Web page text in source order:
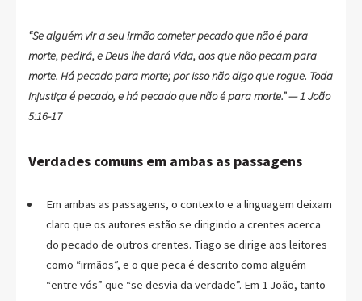
“Se alguém vir a seu irmão cometer pecado que não é para
morte, pedirá, e Deus lhe dará vida, aos que não pecam para
morte. Há pecado para morte; por isso não digo que rogue. Toda
injustiça é pecado, e há pecado que não é para morte.” — 1 João
5:16-17
Verdades comuns em ambas as passagens
Em ambas as passagens, o contexto e a linguagem deixam
claro que os autores estão se dirigindo a crentes acerca
do pecado de outros crentes. Tiago se dirige aos leitores
como “irmãos”, e o que peca é descrito como alguém
“entre vós” que “se desvia da verdade”. Em 1 João, tanto